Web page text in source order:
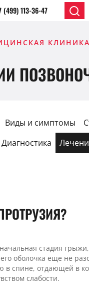
(499) 113-36-47
КЛИНИКА
Виды и симптомы
Диагностика
стадия грыжи,
оболочка еще не
в спине, отдающей в
слабости.